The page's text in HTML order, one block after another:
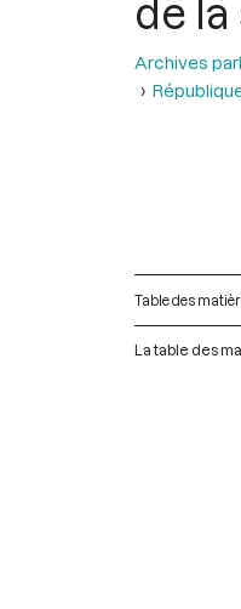
de la
Archives
Table des
La table des